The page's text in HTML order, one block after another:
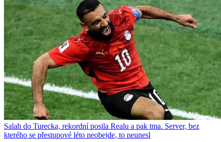
Salah do Turecka, rekordní posila Realu a pak tma. Server, bez
kterého se přestupové léto neobejde, to neunesl